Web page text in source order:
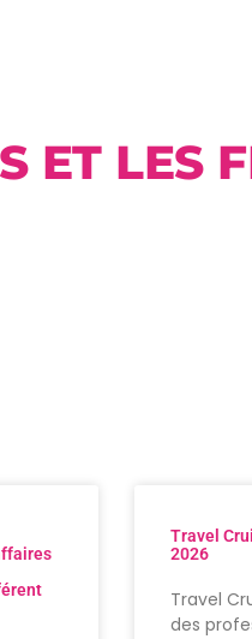
ET LES
Travel
2026
Travel
des